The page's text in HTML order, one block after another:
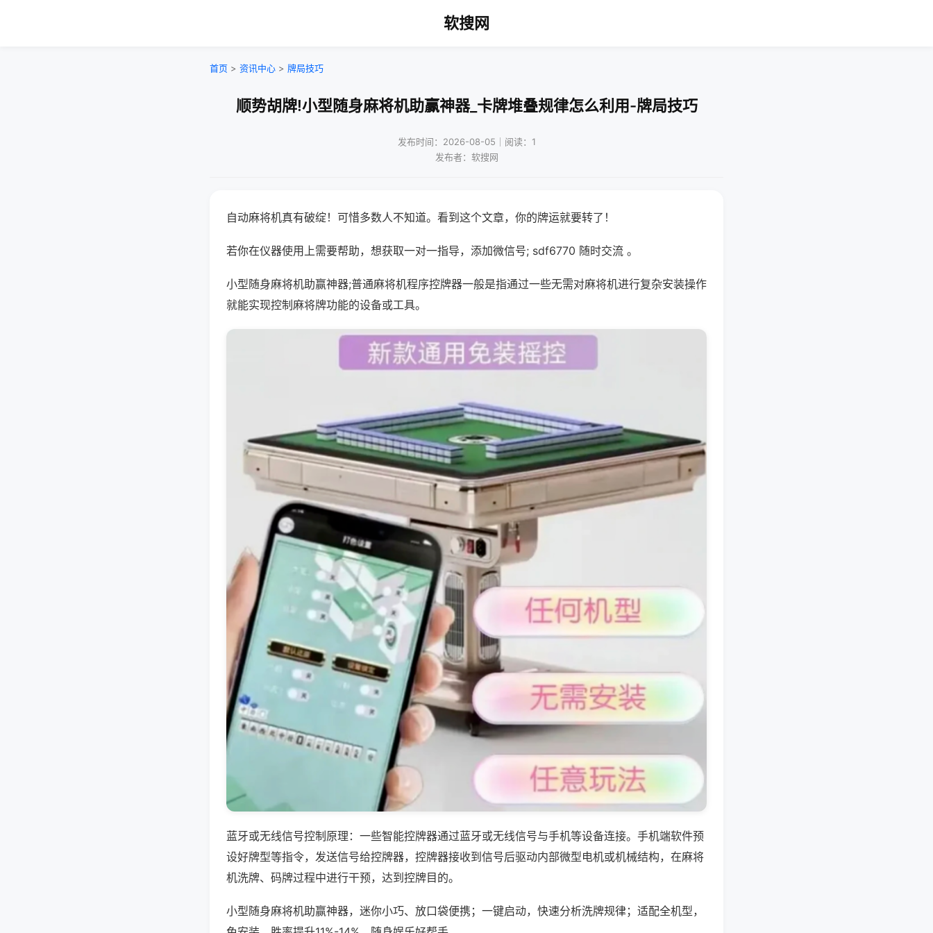
软搜网
首页 > 资讯中心 > 牌局技巧
顺势胡牌!小型随身麻将机助赢神器_卡牌堆叠规律怎么利用-牌局技巧
发布时间：2026-08-05｜阅读：1
发布者：软搜网
自动麻将机真有破绽！可惜多数人不知道。看到这个文章，你的牌运就要转了！
若你在仪器使用上需要帮助，想获取一对一指导，添加微信号; sdf6770 随时交流 。
小型随身麻将机助赢神器;普通麻将机程序控牌器一般是指通过一些无需对麻将机进行复杂安装操作
就能实现控制麻将牌功能的设备或工具。
蓝牙或无线信号控制原理：一些智能控牌器通过蓝牙或无线信号与手机等设备连接。手机端软件预
设好牌型等指令，发送信号给控牌器，控牌器接收到信号后驱动内部微型电机或机械结构，在麻将
机洗牌、码牌过程中进行干预，达到控牌目的。
小型随身麻将机助赢神器，迷你小巧、放口袋便携；一键启动，快速分析洗牌规律；适配全机型，